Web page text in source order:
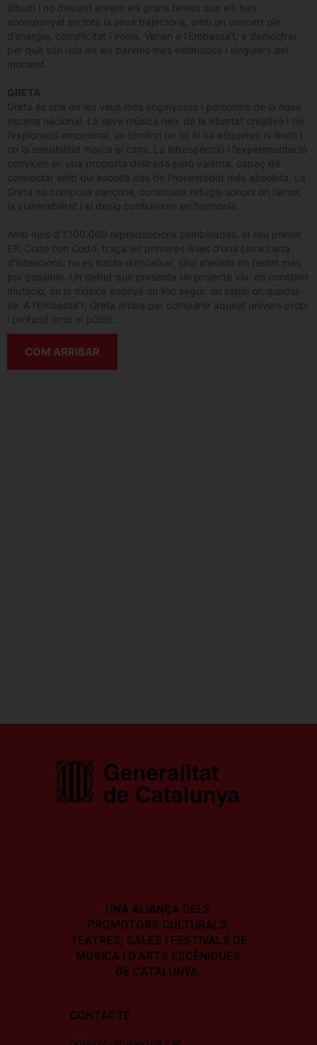
àlbum i no deixant enrere els grans temes que els han
acompanyat en tota la seva trajectòria, amb un concert ple
d’energia, complicitat i ironia. Venen a l’Embassa’t, a demostrar
per què són una de les bandes més estimades i singulars del
moment.
GRETA
Greta és una de les veus més enginyoses i personals de la nova
escena nacional. La seva música neix de la llibertat creativa i de
l’exploració emocional, un territori on no hi ha etiquetes ni límits i
on la sensibilitat marca el camí. La introspecció i l’experimentació
conviuen en una proposta delicada però valenta, capaç de
connectar amb qui escolta des de l’honestedat més absoluta. La
Greta no composa cançons, construeix refugis sonors on l’amor,
la vulnerabilitat i el desig conflueixen en harmonia.
Amb més d’1.100.000 reproduccions combinades, el seu primer
EP, Codo con Codo, traça les primeres línies d’una clara carta
d’intencions: no es tracta d’encaixar, sinó d’existir en l’estat més
pur possible. Un debut que presenta un projecte viu, en constant
mutació, on la música esdevé un lloc segur, un espai on quedar-
se. A l’Embassa’t, Greta arriba per compartir aquest univers propi
i profund amb el públic.
COM ARRIBAR
UNA ALIANÇA DELS
PROMOTORS CULTURALS,
TEATRES, SALES I FESTIVALS DE
MÚSICA I D’ARTS ESCÈNIQUES
DE CATALUNYA.
CONTACTE